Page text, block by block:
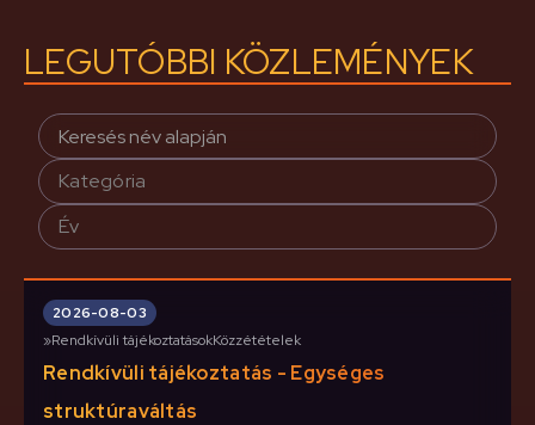
LEGUTÓBBI KÖZLEMÉNYEK
Kategória
Év
2026-08-03
»Rendkívüli tájékoztatásokKözzétételek
Rendkívüli tájékoztatás - Egységes
struktúraváltás